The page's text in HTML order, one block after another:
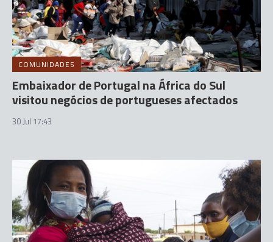
COMUNIDADES
Embaixador de Portugal na África do Sul
visitou negócios de portugueses afectados
30 Jul 17:43